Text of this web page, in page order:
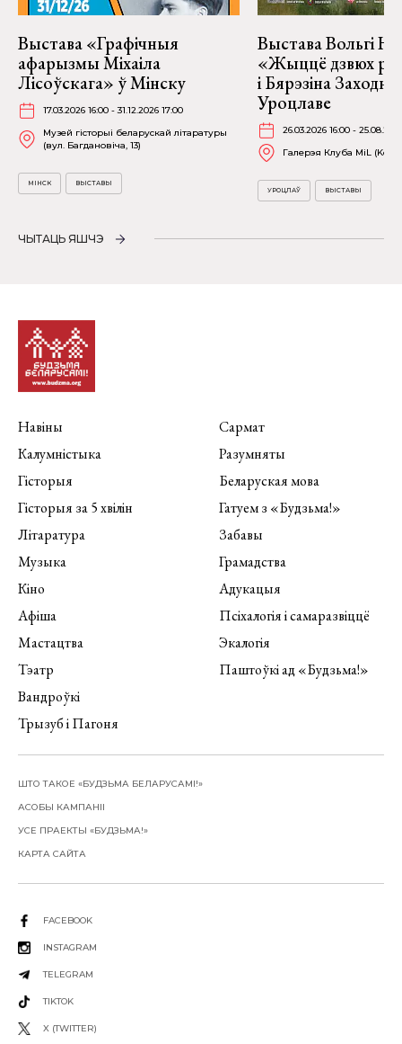
Выстава «Графічныя
афарызмы Міхаіла
Лісоўскага» ў Мінску
17.03.2026 16:00 - 31.12.2026 17:00
Музей гісторыі беларускай літаратуры
(вул. Багдановіча, 13)
МІНСК ВЫСТАВЫ
Выстава Вольгі
«Жыццё дзвюх
і Бярэзіна
Уроцлаве
26.03.2026 16:00 -
Галерэя Клуба MiL
УРОЦЛАЎ ВЫСТАВЫ
ЧЫТАЦЬ ЯШЧЭ
Навіны
Калумністыка
Гісторыя
Гісторыя за 5 хвілін
Літаратура
Музыка
Кіно
Афіша
Мастацтва
Тэатр
Вандроўкі
Трызуб і Пагоня
Сармат
Разумняты
Беларуская мова
Гатуем з «Будзьма!»
Забавы
Грамадства
Адукацыя
Псіхалогія і самаразвіццё
Экалогія
Паштоўкі ад «Будзьма!»
ШТО ТАКОЕ «БУДЗЬМА БЕЛАРУСАМІ!»
АСОБЫ КАМПАНІІ
УСЕ ПРАЕКТЫ «БУДЗЬМА!»
КАРТА САЙТА
FACEBOOK
INSTAGRAM
TELEGRAM
TIKTOK
X (TWITTER)